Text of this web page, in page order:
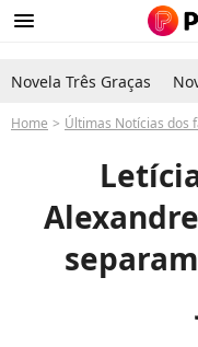
menu
Novela Três Graças
Home Últimas Notícias dos